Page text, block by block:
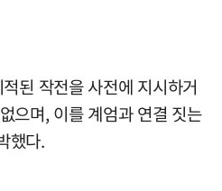
된 작전을 사전에 지시하거
으며, 이를 계엄과 연결 짓는
했다.